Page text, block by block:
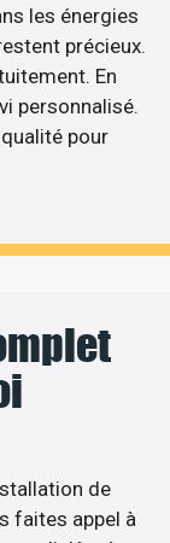
les énergies
précieux.
En
personnalisé.
pour
de
faites appel à